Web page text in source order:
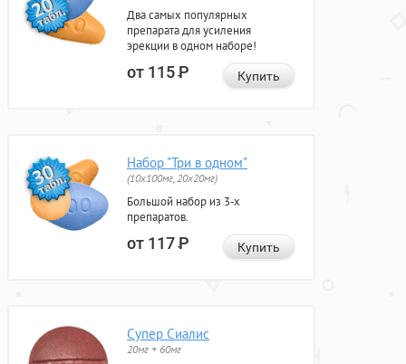
Два самых популярных
препарата для усиления
эрекции в одном наборе!
от 115Р Купить
Набор "Три в одном"
(10x100мг, 20x20мг)
Большой набор из 3-х
препаратов.
от 117Р Купить
Супер Сиалис
20мг + 60мг